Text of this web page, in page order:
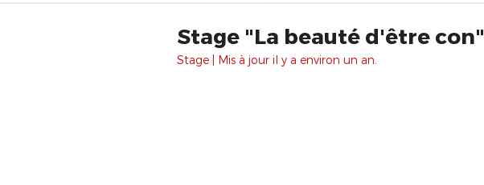
Stage "La beauté d'être con"
Stage | Mis à jour il y a environ un an.